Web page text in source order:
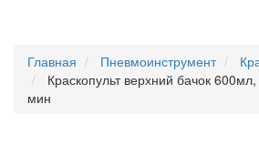
Главная Пневмоинструмент
Краскопульт верхний бачок
мин